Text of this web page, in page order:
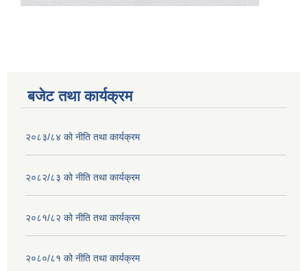
बजेट तथा कार्यक्रम
२०८३/८४ को नीति तथा कार्यक्रम
२०८२/८३ को नीति तथा कार्यक्रम
२०८१/८२ को नीति तथा कार्यक्रम
२०८०/८१ को नीति तथा कार्यक्रम